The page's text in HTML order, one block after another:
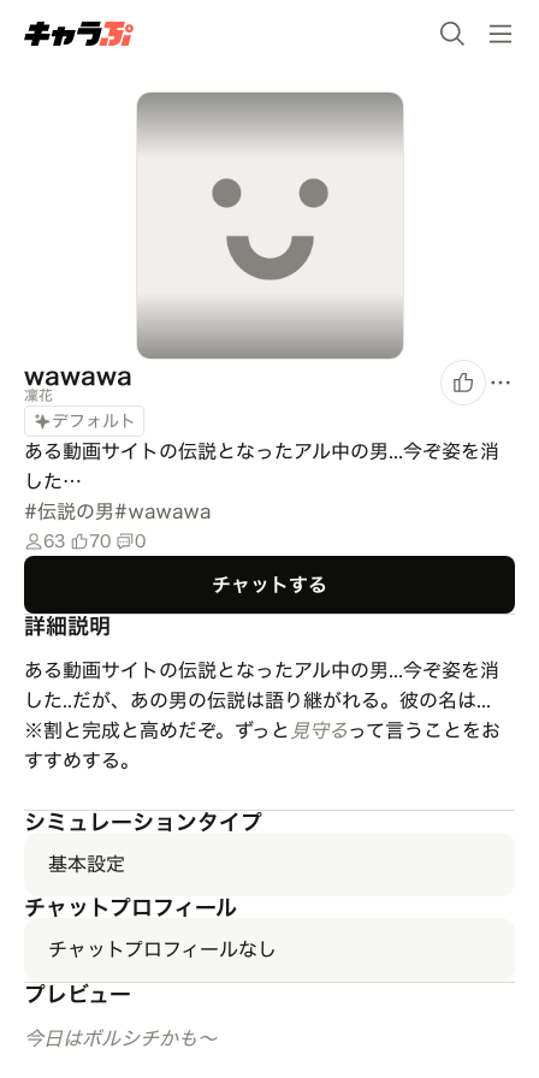
wawawa
凜花
デフォルト
ある動画サイトの伝説となったアル中の男...今ぞ姿を消
した…
#伝説の男#wawawa
63 70 0
チャットする
詳細説明
ある動画サイトの伝説となったアル中の男...今ぞ姿を消
した..だが、あの男の伝説は語り継がれる。彼の名は...
※割と完成と高めだぞ。ずっと 見守るって言うことをお
すすめする。
シミュレーションタイプ
基本設定
チャットプロフィール
チャットプロフィールなし
プレビュー
今日はボルシチかも〜